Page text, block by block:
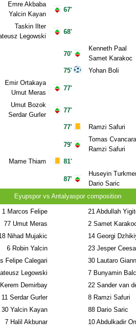
Emre Akbaba
Yalcin Kayan
Taskin Ilter
Legowski
Emir Ortakaya
Umut Meras
Umut Bozok
Serdar Gurler
Mame Thiam
67'
68'
70'
75'
77'
77'
77'
79'
81'
87'
Kenneth Paal
Samet Karakoc
Yohan Boli
Ramzi Safuri
Tomas Cvancara
Ramzi Safuri
Huseyin
Dario Saric
Eyupspor vs Antalyaspor composition
1Marcos Felipe
77Umut Meras
Nihad Mujakic
6Robin Yalcin
Felipe Calegari
Legowski
Demirbay
11Serdar Gurler
30Yalcin Kayan
7Halil Akbunar
21Abdullah
2Samet
14Georgi
23Jesper
30Lautaro
7Bunyamin
22Sander van
8Ramzi Safuri
88Dario Saric
10Abdulkadir